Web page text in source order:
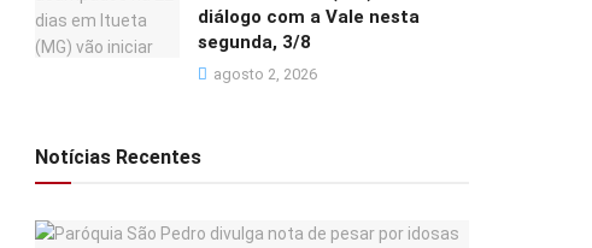
diálogo com a Vale nesta
segunda, 3/8
agosto 2, 2026
Notícias Recentes